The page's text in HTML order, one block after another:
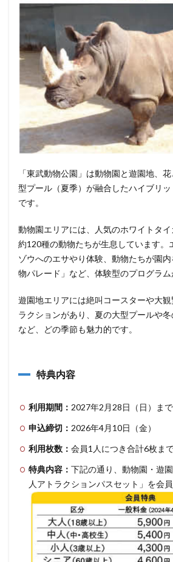
「東武動物公園」は動物園と遊園地、
型プール（夏季）が融合したハイブリ
です。
動物園エリアには、人気のホワイトタ
約120種の動物たちが生息しています。
ゾウへのエサやり体験、動物たちが園
物パレード」など、体験型のプログラム
遊園地エリアには絶叫コースターや大
ラクションがあり、夏の大型プールや
など、どの季節も魅力的です。
特典内容
利用期間： 2027年2月28日（日）まで
申込締切： 2026年4月10日（金）
利用枚数： 会員1人につき合計6枚ま
特典内容： 下記の通り、動物園・遊
人アトラクションパスセット」を会